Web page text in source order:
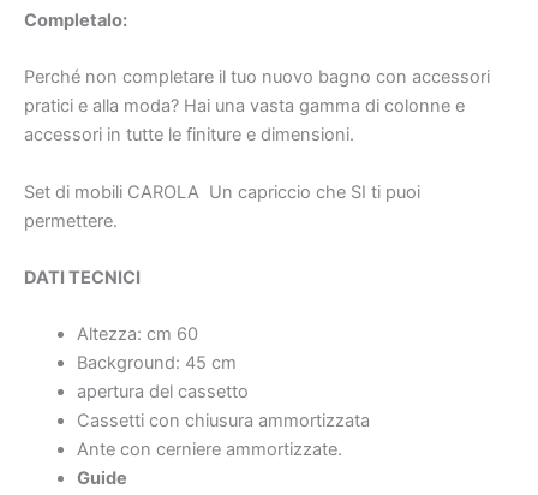
Completalo:
Perché non completare il tuo nuovo bagno con accessori
pratici e alla moda? Hai una vasta gamma di colonne e
accessori in tutte le finiture e dimensioni.
Set di mobili CAROLA Un capriccio che SI ti puoi
permettere.
DATI TECNICI
Altezza: cm 60
Background: 45 cm
apertura del cassetto
Cassetti con chiusura ammortizzata
Ante con cerniere ammortizzate.
Guide